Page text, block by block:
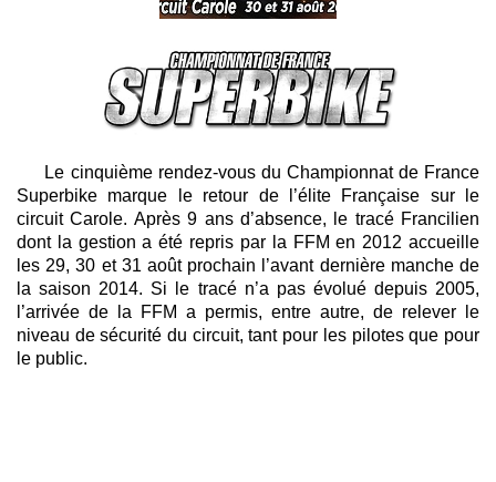
Le cinquième rendez-vous du Championnat de France
Superbike marque le retour de l’élite Française sur le
circuit Carole. Après 9 ans d’absence, le tracé Francilien
dont la gestion a été repris par la FFM en 2012 accueille
les 29, 30 et 31 août prochain l’avant dernière manche de
la saison 2014. Si le tracé n’a pas évolué depuis 2005,
l’arrivée de la FFM a permis, entre autre, de relever le
niveau de sécurité du circuit, tant pour les pilotes que pour
le public.